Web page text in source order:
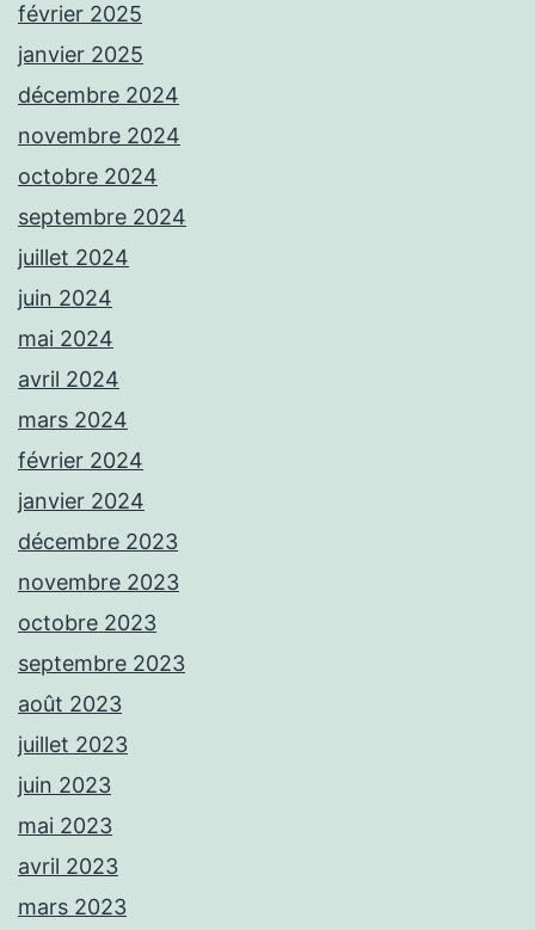
février 2025
janvier 2025
décembre 2024
novembre 2024
octobre 2024
septembre 2024
juillet 2024
juin 2024
mai 2024
avril 2024
mars 2024
février 2024
janvier 2024
décembre 2023
novembre 2023
octobre 2023
septembre 2023
août 2023
juillet 2023
juin 2023
mai 2023
avril 2023
mars 2023